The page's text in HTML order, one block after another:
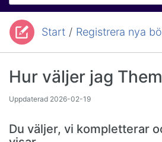
Du är här:Start / Registrera nya
Hur väljer jag
Uppdaterad 2026-02-19
Du väljer, vi kompletterar